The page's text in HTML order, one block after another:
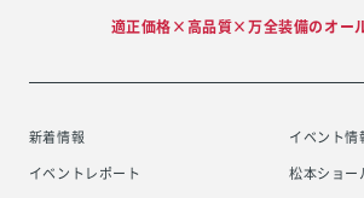
適正価格×高品質×万全装備のオー
新着情報
イベント情
イベントレポート
松本ショー